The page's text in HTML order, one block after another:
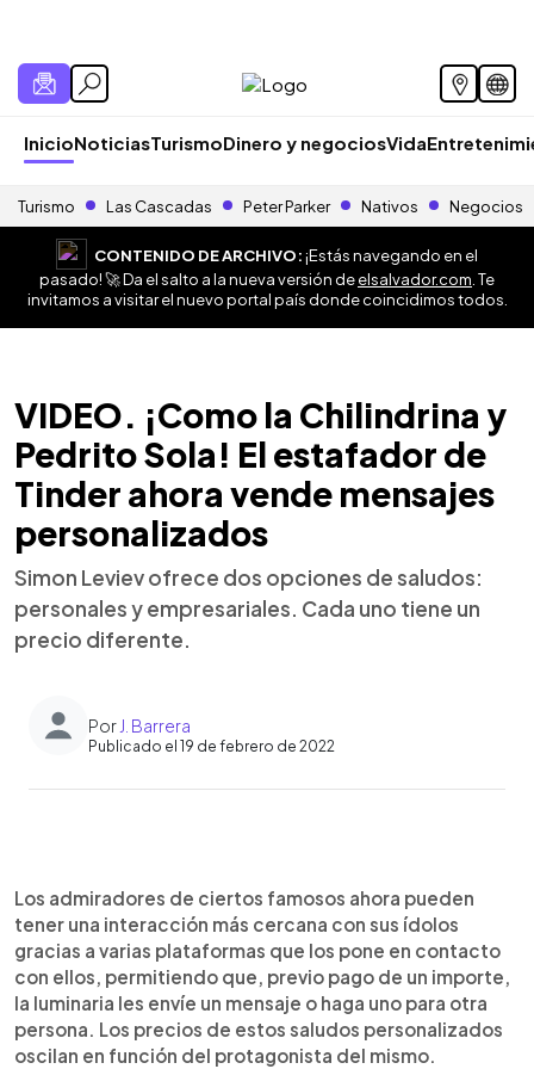
InicioNoticiasTurismoDinero y negociosVida
Turismo Las Cascadas Peter Parker Nativos Negocios
CONTENIDO DE ARCHIVO:¡Estás navegando en el
pasado! 🚀 Da el salto a la nueva versión deelsalvador.com . Te
invitamos a visitar el nuevo portal país donde coincidimos todos.
VIDEO. ¡Como la Chilindrina y
Pedrito Sola! El estafador de
Tinder ahora vende mensajes
personalizados
Simon Leviev ofrece dos opciones de saludos:
personales y empresariales. Cada uno tiene un
precio diferente.
Por J. Barrera
Publicado el 19 de febrero de 2022
► Escuchar artículo
Los admiradores de ciertos famosos ahora pueden
tener una interacción más cercana con sus ídolos
gracias a varias plataformas que los pone en contacto
con ellos, permitiendo que, previo pago de un importe,
la luminaria les envíe un mensaje o haga uno para otra
persona. Los precios de estos saludos personalizados
oscilan en función del protagonista del mismo.